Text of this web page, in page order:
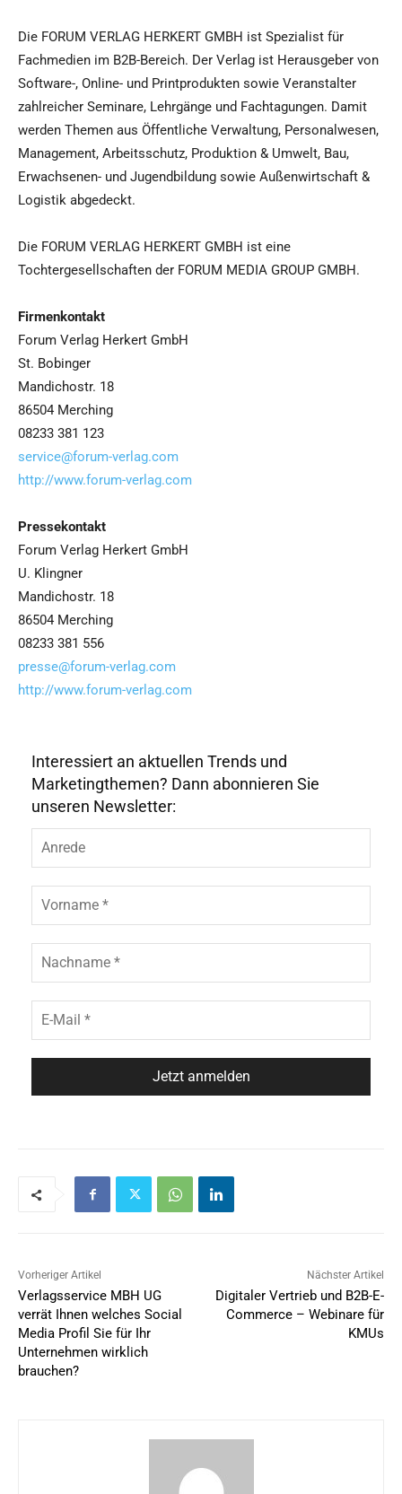
Die FORUM VERLAG HERKERT GMBH ist Spezialist für
Fachmedien im B2B-Bereich. Der Verlag ist Herausgeber von
Software-, Online- und Printprodukten sowie Veranstalter
zahlreicher Seminare, Lehrgänge und Fachtagungen. Damit
werden Themen aus Öffentliche Verwaltung, Personalwesen,
Management, Arbeitsschutz, Produktion & Umwelt, Bau,
Erwachsenen- und Jugendbildung sowie Außenwirtschaft &
Logistik abgedeckt.
Die FORUM VERLAG HERKERT GMBH ist eine
Tochtergesellschaften der FORUM MEDIA GROUP GMBH.
Firmenkontakt
Forum Verlag Herkert GmbH
St. Bobinger
Mandichostr. 18
86504 Merching
08233 381 123
service@forum-verlag.com
http://www.forum-verlag.com
Pressekontakt
Forum Verlag Herkert GmbH
U. Klingner
Mandichostr. 18
86504 Merching
08233 381 556
presse@forum-verlag.com
http://www.forum-verlag.com
Interessiert an aktuellen Trends und
Marketingthemen? Dann abonnieren Sie
unseren Newsletter:
Vorheriger Artikel
Verlagsservice MBH UG
verrät Ihnen welches Social
Media Profil Sie für Ihr
Unternehmen wirklich
brauchen?
Nächster Artikel
Digitaler Vertrieb und B2B-E-
Commerce – Webinare für
KMUs